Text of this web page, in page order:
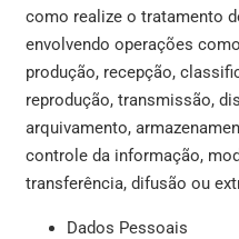
como realize o tratamento
envolvendo operações
produção, recepção,
reprodução, transmissão,
arquivamento,
controle da informação,
transferência, difusão ou
Dados Pessoais